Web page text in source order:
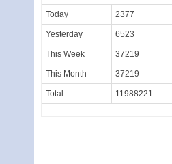
Today 2377
Yesterday 6523
This Week 37219
This Month 37219
Total 11988221